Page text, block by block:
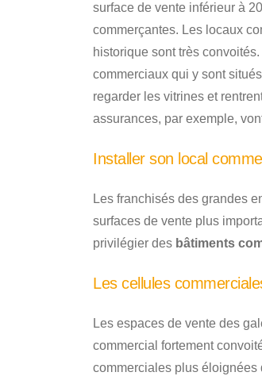
surface de vente inférieur à
commerçantes. Les locaux
historique sont très
commerciaux qui y sont
regarder les vitrines et
assurances, par exemple,
Installer son local
Les franchisés des grandes
surfaces de vente plus
privilégier des bâtiments
Les cellules
Les espaces de vente des
commercial fortement
commerciales plus éloignées